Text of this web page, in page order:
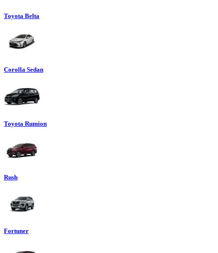
Toyota Belta
Corolla Sedan
Toyota Rumion
Rush
Fortuner